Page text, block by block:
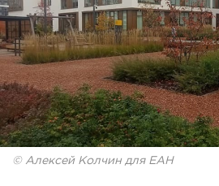
© Алексей Колчин для ЕАН